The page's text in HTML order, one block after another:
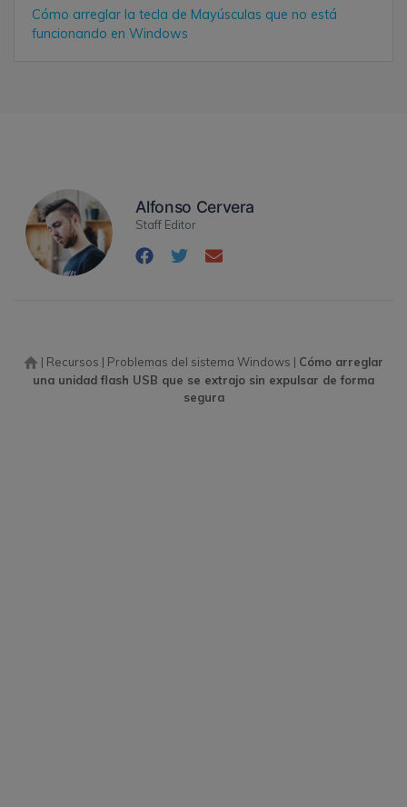
Cómo arreglar la tecla de Mayúsculas que no está
funcionando en Windows
Alfonso Cervera
Staff Editor
| Recursos | Problemas del sistema Windows | Cómo arreglar
una unidad flash USB que se extrajo sin expulsar de forma
segura